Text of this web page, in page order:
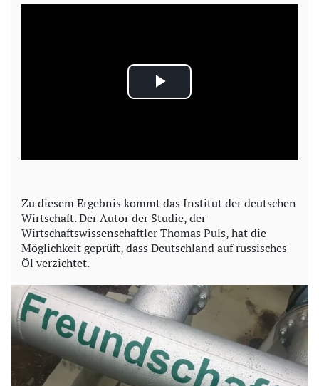
P
a
y
V
i
d
e
o
Zu diesem Ergebnis kommt das Institut der deutschen
Wirtschaft. Der Autor der Studie, der
Wirtschaftswissenschaftler Thomas Puls, hat die
Möglichkeit geprüft, dass Deutschland auf russisches
Öl verzichtet.